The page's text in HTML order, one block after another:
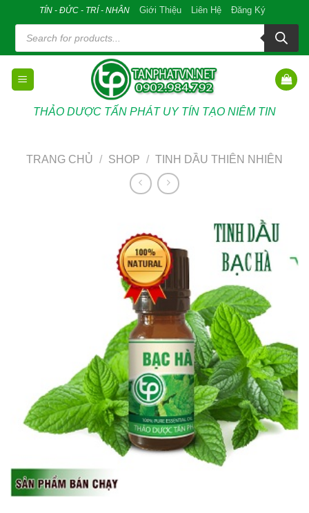
content
TÍN - ĐỨC - TRÍ - NHÂN Giới Thiệu Liên Hệ Đăng Ký
Tìm
kiếm
sản
phẩm
THẢO DƯỢC TẤN PHÁT UY TÍN TẠO NIÊM TIN
TRANG CHỦ / SHOP / TINH DẦU THIÊN NHIÊN